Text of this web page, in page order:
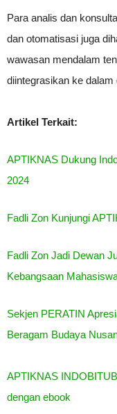
Para analis dan
dan otomatisasi juga
wawasan mendalam
diintegrasikan ke
Artikel Terkait:
APTIKNAS Dukung
2024
Fadli Zon Kunjungi
Fadli Zon Jadi Dewan
Kebangsaan
Sekjen PERATIN
Beragam Budaya
APTIKNAS
dengan ebook